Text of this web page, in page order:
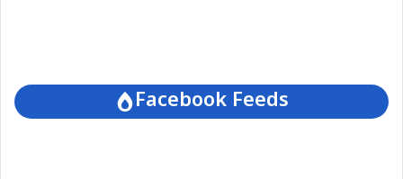
Facebook Feeds